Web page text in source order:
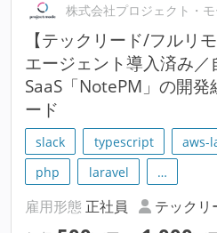
株式会社プロジェクト・モ
【テックリード/フルリ
エージェント導入済み／
SaaS「NotePM」の開発
ード
slack typescript aws-
php
laravel …
雇用形態 正社員 テックリ